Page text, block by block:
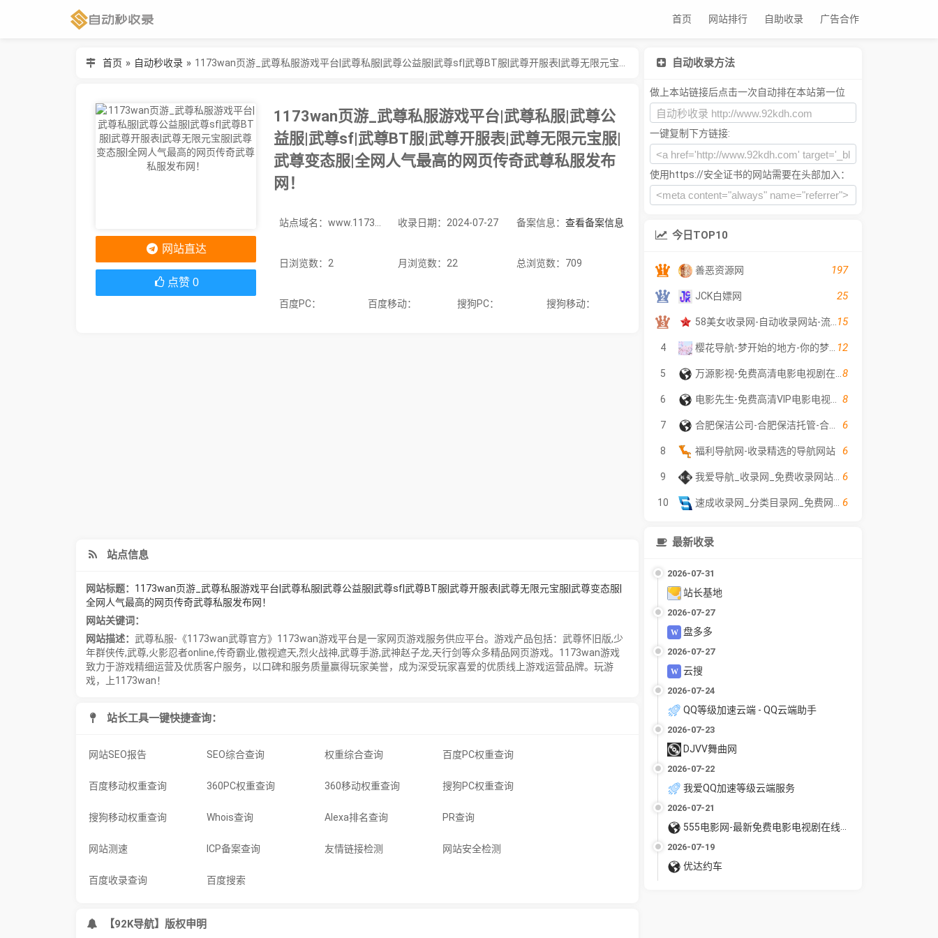
首页 网站排行 自助收录 广告合作
首页 » 自动秒收录 »
1173wan页游_武尊私服游戏平台|武尊私服|武尊公
益服|武尊sf|武尊BT服|武尊开服表|武尊无限元宝服|
武尊变态服|全网人气最高的网页传奇武尊私服发布
网！
站点域名：www.1173wan.com 收录日期：2024-07-27 备案信息：查看备案信息
日浏览数：2 月浏览数：22 总浏览数：709
百度PC： 百度移动： 搜狗PC： 搜狗移动：
网站直达
点赞 0
站点信息
网站标题： 1173wan页游_武尊私服游戏平台|武尊私服|武尊公益服|武尊sf|武尊BT服|武尊开服表|武尊无限元宝服|武尊变态服|
全网人气最高的网页传奇武尊私服发布网！
网站关键词：
网站描述： 武尊私服-《1173wan武尊官方》1173wan游戏平台是一家网页游戏服务供应平台。游戏产品包括：武尊怀旧版,少
年群侠传,武尊,火影忍者online,传奇霸业,傲视遮天,烈火战神,武尊手游,武神赵子龙,天行剑等众多精品网页游戏。1173wan游戏
致力于游戏精细运营及优质客户服务，以口碑和服务质量赢得玩家美誉，成为深受玩家喜爱的优质线上游戏运营品牌。玩游
戏，上1173wan！
站长工具一键快捷查询：
网站SEO报告 SEO综合查询 权重综合查询 百度PC权重查询
百度移动权重查询 360PC权重查询 360移动权重查询 搜狗PC权重查询
搜狗移动权重查询 Whois查询 Alexa排名查询 PR查询
网站测速 ICP备案查询 友情链接检测 网站安全检测
百度收录查询 百度搜索
【92K导航】版权申明
自动收录方法
做上本站链接后点击一次自动排在本站第一位
一键复制下方链接:
使用https://安全证书的网站需要在头部加入：
今日TOP10
善恶资源网 197
JCK白嫖网 25
15
4 12
5 8
6 8
7 6
8 福利导航网-收录精选的导航网站 6
9 6
10 6
最新收录
2026-07-31
站长基地
2026-07-27
盘多多
2026-07-27
云搜
2026-07-24
QQ等级加速云端 - QQ云端助手
2026-07-23
DJVV舞曲网
2026-07-22
我爱QQ加速等级云端服务
2026-07-21
555电影网-最新免费电影电视剧在线观看
2026-07-19
优达约车